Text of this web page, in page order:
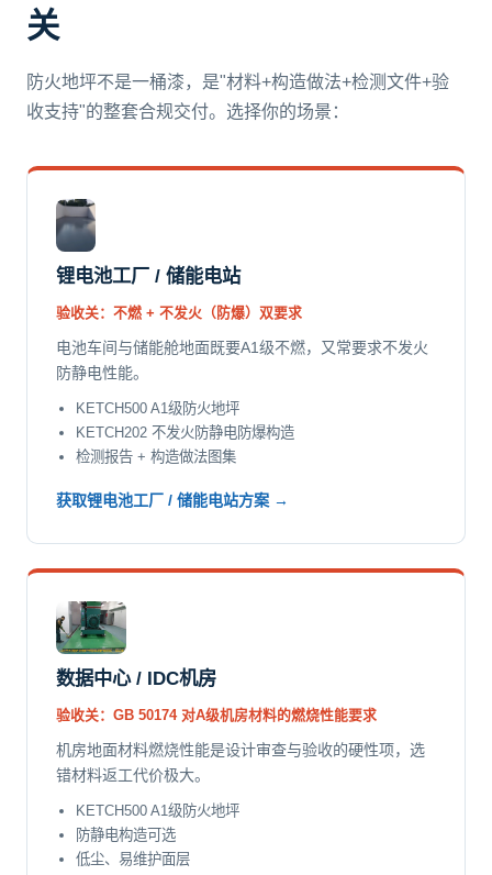
关
防火地坪不是一桶漆，是"材料+构造做法+检测文件+验
收支持"的整套合规交付。选择你的场景：
锂电池工厂 / 储能电站
验收关：不燃 + 不发火（防爆）双要求
电池车间与储能舱地面既要A1级不燃，又常要求不发火
防静电性能。
KETCH500 A1级防火地坪
KETCH202 不发火防静电防爆构造
检测报告 + 构造做法图集
获取锂电池工厂 / 储能电站方案 →
数据中心 / IDC机房
验收关：GB 50174 对A级机房材料的燃烧性能要求
机房地面材料燃烧性能是设计审查与验收的硬性项，选
错材料返工代价极大。
KETCH500 A1级防火地坪
防静电构造可选
低尘、易维护面层